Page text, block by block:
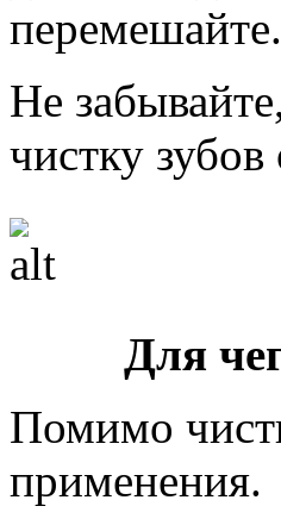
перемешайте.
Не
чистку
Для
Помимо
применения.